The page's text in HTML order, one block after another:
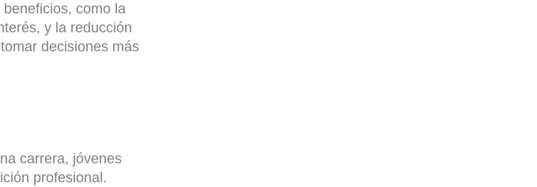
beneficios, como la
, y la reducción
tomar decisiones más
carrera, jóvenes
profesional .